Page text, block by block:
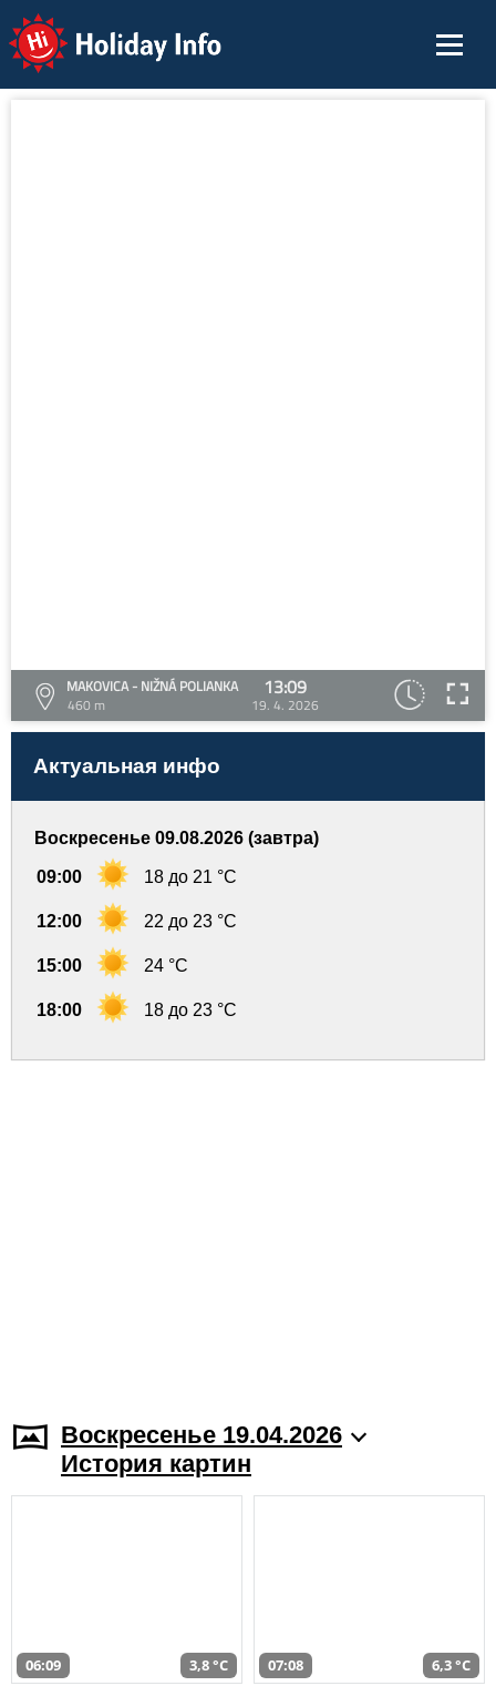
Holiday Info
MAKOVICA - NIŽNÁ POLIANKA
460 m
13:09
19. 4. 2026
Актуальная инфо
Воскресенье 09.08.2026 (завтра)
09:00 18 до 21 °C
12:00 22 до 23 °C
15:00 24 °C
18:00 18 до 23 °C
Воскресенье 19.04.2026
История картин
06:09 3,8 °C 07:08 6,3 °C